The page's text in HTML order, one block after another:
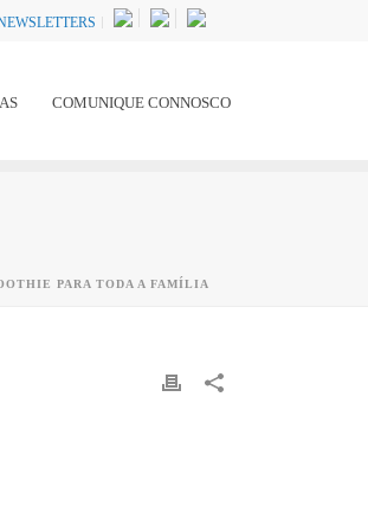
COMUNIQUE CONNOSCO
PARA TODA A FAMÍLIA